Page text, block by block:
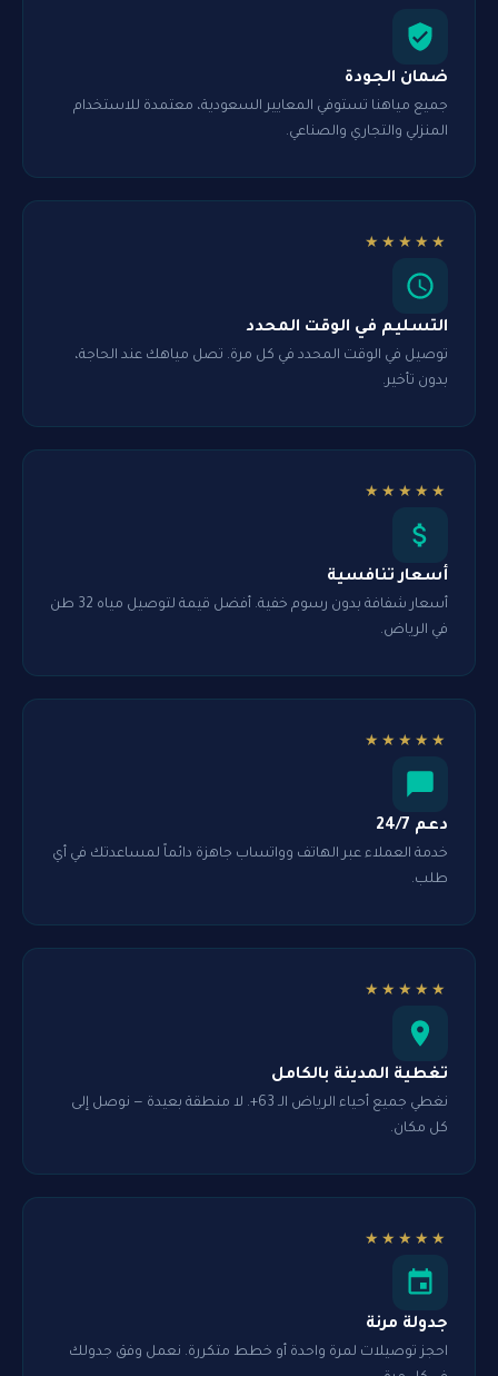
ضمان الجودة
جميع مياهنا تستوفي المعايير السعودية، معتمدة للاستخدام
المنزلي والتجاري والصناعي.
★★★★★
التسليم في الوقت المحدد
توصيل في الوقت المحدد في كل مرة. تصل مياهك عند الحاجة،
بدون تأخير.
★★★★★
أسعار تنافسية
أسعار شفافة بدون رسوم خفية. أفضل قيمة لتوصيل مياه 32 طن
في الرياض.
★★★★★
دعم 24/7
خدمة العملاء عبر الهاتف وواتساب جاهزة دائماً لمساعدتك في أي
طلب.
★★★★★
تغطية المدينة بالكامل
نغطي جميع أحياء الرياض الـ 63+. لا منطقة بعيدة — نوصل إلى
كل مكان.
★★★★★
جدولة مرنة
احجز توصيلات لمرة واحدة أو خطط متكررة. نعمل وفق جدولك